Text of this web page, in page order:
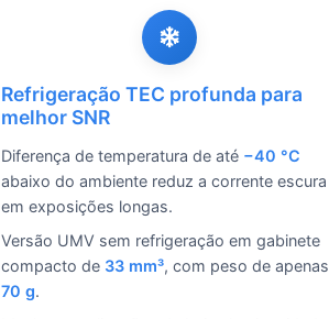
Refrigeração TEC profunda para
melhor SNR
Diferença de temperatura de até −40 °C
abaixo do ambiente reduz a corrente escura
em exposições longas.
Versão UMV sem refrigeração em gabinete
compacto de 33 mm³, com peso de apenas
70 g.